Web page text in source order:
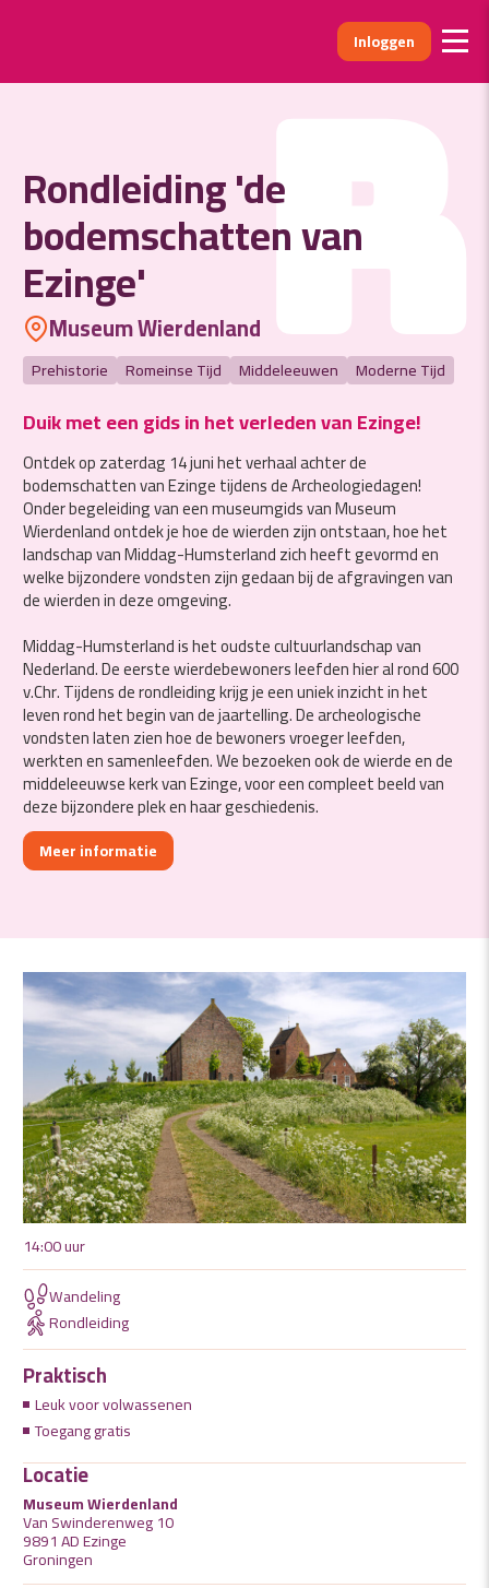
Inloggen
R
Rondleiding 'de
bodemschatten van
Ezinge'
Museum Wierdenland
Prehistorie Romeinse Tijd Middeleeuwen Moderne Tijd
Duik met een gids in het verleden van Ezinge!
Ontdek op zaterdag 14 juni het verhaal achter de
bodemschatten van Ezinge tijdens de Archeologiedagen!
Onder begeleiding van een museumgids van Museum
Wierdenland ontdek je hoe de wierden zijn ontstaan, hoe het
landschap van Middag-Humsterland zich heeft gevormd en
welke bijzondere vondsten zijn gedaan bij de afgravingen van
de wierden in deze omgeving.
Middag-Humsterland is het oudste cultuurlandschap van
Nederland. De eerste wierdebewoners leefden hier al rond 600
v.Chr. Tijdens de rondleiding krijg je een uniek inzicht in het
leven rond het begin van de jaartelling. De archeologische
vondsten laten zien hoe de bewoners vroeger leefden,
werkten en samenleefden. We bezoeken ook de wierde en de
middeleeuwse kerk van Ezinge, voor een compleet beeld van
deze bijzondere plek en haar geschiedenis.
Meer informatie
14:00 uur
Wandeling
Rondleiding
Praktisch
Leuk voor volwassenen
Toegang gratis
Locatie
Museum Wierdenland
Van Swinderenweg 10
9891 AD Ezinge
Groningen